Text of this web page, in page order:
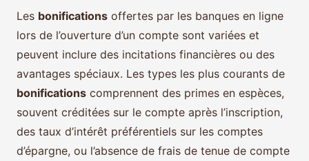
Les bonifications offertes par les banques en ligne
lors de l’ouverture d’un compte sont variées et
peuvent inclure des incitations financières ou des
avantages spéciaux. Les types les plus courants de
bonifications comprennent des primes en espèces,
souvent créditées sur le compte après l’inscription,
des taux d’intérêt préférentiels sur les comptes
d’épargne, ou l’absence de frais de tenue de compte